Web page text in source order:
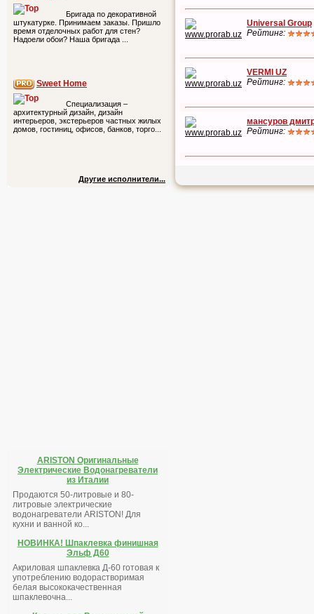
Бригада по декоративной
штукатурке. Принимаем заказы. Пришло
время отделочных работ для стен?
Надоели обои? Наша бригада ...
Sweet Home
Специализация –
архитектурный дизайн, дизайн
интерьеров, экстерьеров частных жилых
домов, гостиниц, офисов, банков, торго...
Другие исполнители...
ARISTON Оригинальные
Электрические Водонагреватели
из Италии
Продаются 50-литровые и 80-
литровые электрические
водонагреватели ARISTON! Для
кухни и ванной ко...
НОВИНКА! Шпаклевка финишная
Эльф Д60
Акриловая шпаклевка Д-60 готовая к
употреблению водорастворимая
белая высококачественная
шпаклевочна...
Universal Group
Рейтинг:
VERMI UZ
Рейтинг:
мансуров
Рейтинг: